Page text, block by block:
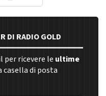
DI RADIO GOLD
per ricevere le ultime
di posta